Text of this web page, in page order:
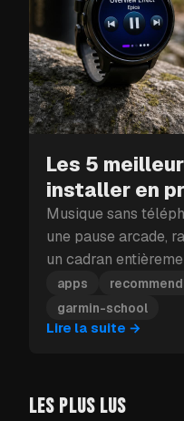
Les 5
installer en
Musique sans
une pause arcade,
un cadran
les cinq apps
apps
garmin-school
Lire la suite →
LES PLUS LUS